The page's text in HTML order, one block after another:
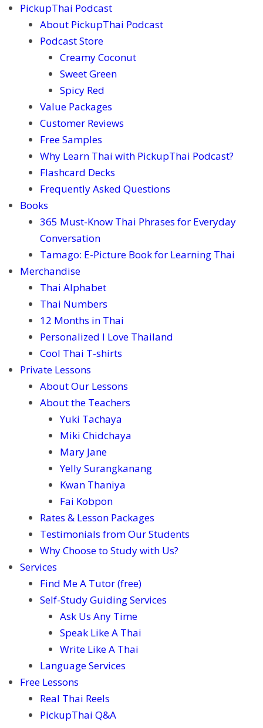
PickupThai Podcast
About PickupThai Podcast
Podcast Store
Creamy Coconut
Sweet Green
Spicy Red
Value Packages
Customer Reviews
Free Samples
Why Learn Thai with PickupThai Podcast?
Flashcard Decks
Frequently Asked Questions
Books
365 Must-Know Thai Phrases for Everyday
Conversation
Tamago: E-Picture Book for Learning Thai
Merchandise
Thai Alphabet
Thai Numbers
12 Months in Thai
Personalized I Love Thailand
Cool Thai T-shirts
Private Lessons
About Our Lessons
About the Teachers
Yuki Tachaya
Miki Chidchaya
Mary Jane
Yelly Surangkanang
Kwan Thaniya
Fai Kobpon
Rates & Lesson Packages
Testimonials from Our Students
Why Choose to Study with Us?
Services
Find Me A Tutor (free)
Self-Study Guiding Services
Ask Us Any Time
Speak Like A Thai
Write Like A Thai
Language Services
Free Lessons
Real Thai Reels
PickupThai Q&A